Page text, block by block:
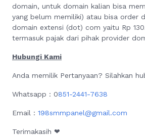
domain, untuk domain kalian bisa
yang belum memiliki) atau bisa order
domain extensi (dot) com yaitu Rp
termasuk pajak dari pihak provider
Hubungi Kami
Anda memilik Pertanyaan? Silahkan
Whatsapp :‪‪ 0851-2441-7638
Email : 198smmpanel@gmail.com
Terimakasih ❤